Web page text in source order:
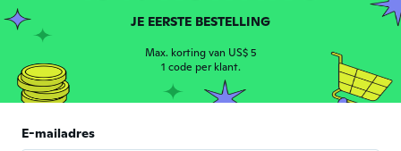
Lid geworden van 2021 · 7
beoordelingen
ongeveer 5 jaar geleden
S
Lid geworden van
2015
· 45 beoordelingen uploads
Motiv zerriss beim lösen. Hab es
JE EERSTE BESTELLING
Max. korting van US$ 5
1 code per klant.
E-mailadres